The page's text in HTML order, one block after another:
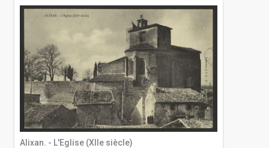
Alixan. - L'Eglise (XIIe siècle)